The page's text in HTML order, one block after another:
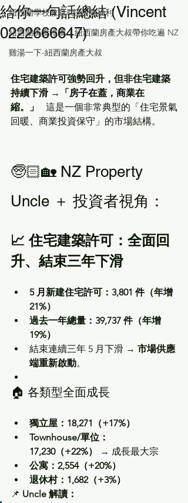
紐西蘭學校教育&紐西蘭福利
紐西蘭美食推薦｜紐西蘭房產大叔帶你吃遍 NZ
雞湯一下-紐西蘭房產大叔
給你一句話總結 (Vincent
0222666647)
住宅建築許可強勢回升，但非住宅建築
持續下滑 →「房子在蓋，商業在
縮。」
這是一個非常典型的「住宅景氣
回暖、商業投資保守」的市場結構。
🧓🏻🏡 NZ Property
Uncle ＋ 投資者視角：
📈 住宅建築許可：全面回
升、結束三年下滑
5 月新建住宅許可：3,801 件（年增
21%）
過去一年總量：39,737 件（年增
19%）
結束連續三年 5 月下滑 → 市場供應
端重新啟動。
🏠 各類型全面成長
獨立屋：18,271（+17%）
Townhouse/單位：
17,230（+22%）
→ 成長最大宗
公寓：2,554（+20%）
退休村：1,682（+3%）
📌 Uncle 解讀：